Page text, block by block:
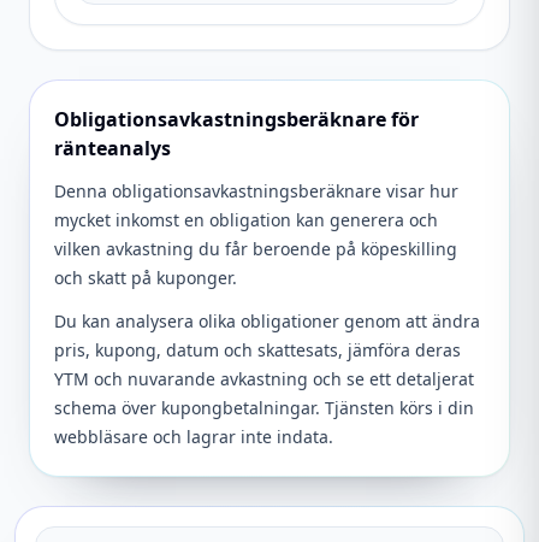
Obligationsavkastningsberäknare för
ränteanalys
Denna obligationsavkastningsberäknare visar hur
mycket inkomst en obligation kan generera och
vilken avkastning du får beroende på köpeskilling
och skatt på kuponger.
Du kan analysera olika obligationer genom att ändra
pris, kupong, datum och skattesats, jämföra deras
YTM och nuvarande avkastning och se ett detaljerat
schema över kupongbetalningar. Tjänsten körs i din
webbläsare och lagrar inte indata.